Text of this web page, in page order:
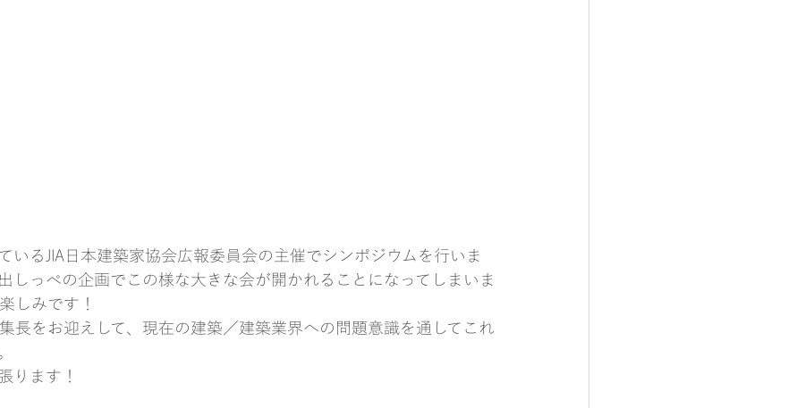
いるJIA日本建築家協会広報委員会の主催でシンポジウムを行いま
しっぺの企画でこの様な大きな会が開かれることになってしまいま
しみです！
長をお迎えして、現在の建築／建築業界への問題意識を通してこれ
ります！